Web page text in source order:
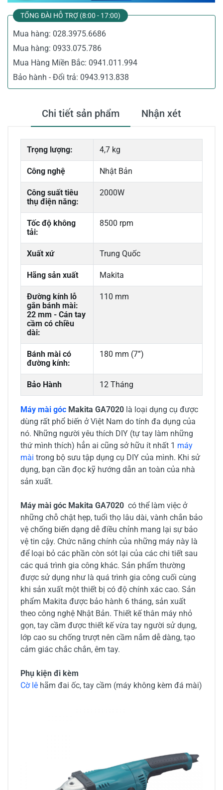
TỔNG ĐÀI HỖ TRỢ (8:00 - 17:00)
Mua hàng: 028.3975.6686
Mua hàng: 0933.075.786
Mua Hàng Miền Bắc: 0941.011.994
Bảo hành - Đổi trả: 0943.913.838
Chi tiết sản phẩm Nhận xét
Trọng lượng: 4,7 kg
Công nghệ Nhật Bản
Công suất tiêu
thụ điện năng:
2000W
Tốc độ không
tải:
8500 rpm
Xuất xứ Trung Quốc
Hãng sản xuất Makita
Đường kính lỗ
gắn bánh mài:
22 mm - Cán tay
cầm có chiều
dài:
110 mm
Bánh mài có
đường kính:
180 mm (7”)
Bảo Hành 12 Tháng
Máy mài góc Makita GA7020 là loại dụng cụ được
dùng rất phổ biến ở Việt Nam do tính đa dụng của
nó. Những người yêu thích DIY (tự tay làm những
thứ mình thích) hẳn ai cũng sở hữu ít nhất 1 máy
mài trong bộ sưu tập dụng cụ DIY của mình. Khi sử
dụng, bạn cần đọc kỹ hướng dẫn an toàn của nhà
sản xuất.
Máy mài góc Makita GA7020 có thể làm việc ở
những chỗ chật hẹp, tuổi thọ lâu dài, vành chắn bảo
vệ chống biến dạng dễ điều chỉnh mang lại sự bảo
vệ tin cậy. Chức năng chính của những máy này là
để loại bỏ các phần còn sót lại của các chi tiết sau
các quá trình gia công khác. Sản phẩm thường
được sử dụng như là quá trình gia công cuối cùng
khi sản xuất một thiết bị có độ chính xác cao. Sản
phẩm Makita được bảo hành 6 tháng, sản xuất
theo công nghệ Nhật Bản. Thiết kế thân máy nhỏ
gọn, tay cầm được thiết kế vừa tay người sử dụng,
lớp cao su chống trượt nên cầm nắm dễ dàng, tạo
cảm giác chắc chắn, êm tay.
Phụ kiện đi kèm
Cờ lê hãm đai ốc, tay cầm (máy không kèm đá mài)